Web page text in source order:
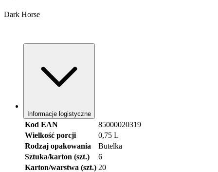
Dark Horse
Informacje logistyczne
Kod EAN
85000020319
Wielkość porcji
0,75 L
Rodzaj opakowania
Butelka
Sztuka/karton (szt.)
6
Karton/warstwa (szt.) 20